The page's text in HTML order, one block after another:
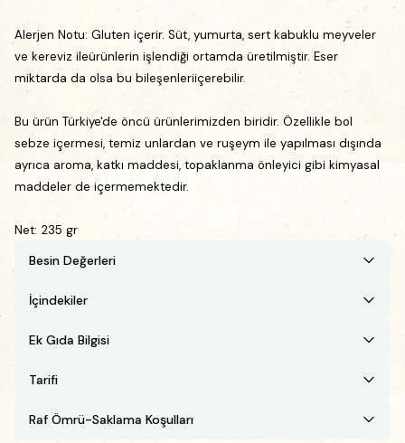
Alerjen Notu: Gluten içerir. Süt, yumurta, sert kabuklu meyveler
ve kereviz ileürünlerin işlendiği ortamda üretilmiştir. Eser
miktarda da olsa bu bileşenleriiçerebilir.
Bu ürün Türkiye'de öncü ürünlerimizden biridir. Özellikle bol
sebze içermesi, temiz unlardan ve ruşeym ile yapılması dışında
ayrıca aroma, katkı maddesi, topaklanma önleyici gibi kimyasal
maddeler de içermemektedir.
Net: 235 gr
Besin Değerleri
İçindekiler
Ek Gıda Bilgisi
Tarifi
Raf Ömrü-Saklama Koşulları